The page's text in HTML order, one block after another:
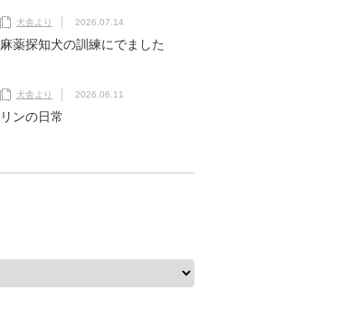
犬舎より 2026.07.14
麻薬探知犬の訓練にでました
犬舎より 2026.06.11
リンの日常